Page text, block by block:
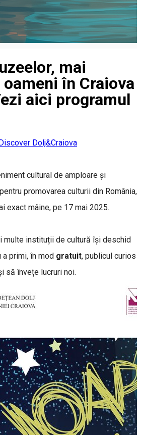
mai
în Craiova
aici programul
Dolj&Craiova
cultural de amploare și
promovarea culturii din România,
exact mâine, pe 17 mai 2025.
multe instituții de cultură își deschid
primi, în mod gratuit, publicul curios
să învețe lucruri noi.